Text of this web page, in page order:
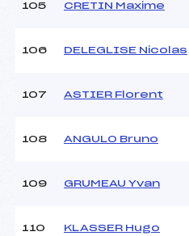
105 CRETIN Maxime
106 DELEGLISE Nicolas
107 ASTIER Florent
108 ANGULO Bruno
109 GRUMEAU Yvan
110 KLASSER Hugo